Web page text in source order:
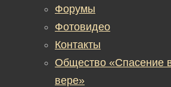
Форумы
Фотовидео
Контакты
Общество «Спасение
вере»